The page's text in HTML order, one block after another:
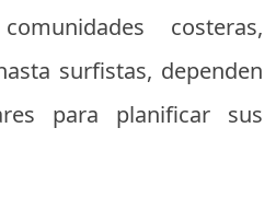
costeras,
surfistas, dependen
para planificar sus